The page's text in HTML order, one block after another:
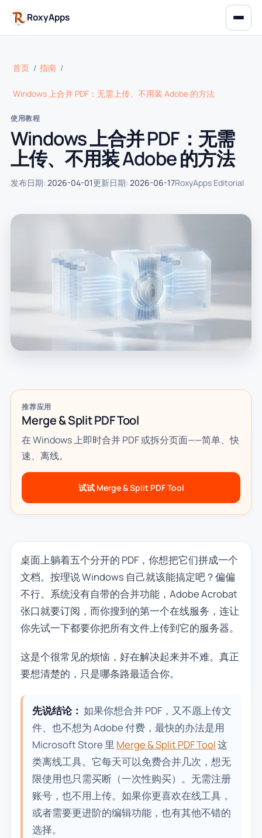
RoxyApps
首页 / 指南 /
Windows 上合并 PDF：无需上传、不用装 Adobe 的方法
使用教程
Windows 上合并 PDF：无需
上传、不用装 Adobe 的方法
发布日期: 2026-04-01更新日期: 2026-06-17RoxyApps Editorial
推荐应用
Merge & Split PDF Tool
在 Windows 上即时合并 PDF 或拆分页面——简单、快
速、离线。
试试 Merge & Split PDF Tool
桌面上躺着五个分开的 PDF，你想把它们拼成一个
文档。按理说 Windows 自己就该能搞定吧？偏偏
不行。系统没有自带的合并功能，Adobe Acrobat
张口就要订阅，而你搜到的第一个在线服务，连让
你先试一下都要你把所有文件上传到它的服务器。
这是个很常见的烦恼，好在解决起来并不难。真正
要想清楚的，只是哪条路最适合你。
先说结论： 如果你想合并 PDF，又不愿上传文
件、也不想为 Adobe 付费，最快的办法是用
Microsoft Store 里 Merge & Split PDF Tool这
类离线工具。它每天可以免费合并几次，想无
限使用也只需买断（一次性购买）。无需注册
账号，也不用上传。如果你更喜欢在线工具，
或者需要更进阶的编辑功能，也有其他不错的
选择。